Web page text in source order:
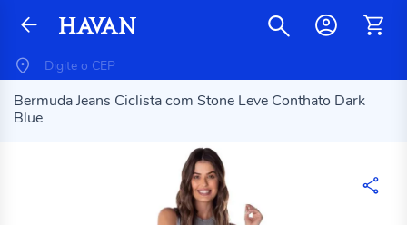
Bermuda Jeans Ciclista com Stone Leve Conthato Dark
Blue